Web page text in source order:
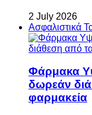
2 July 2026
Ασφαλιστικά
Φάρμακα
δωρεάν
φαρμακεία